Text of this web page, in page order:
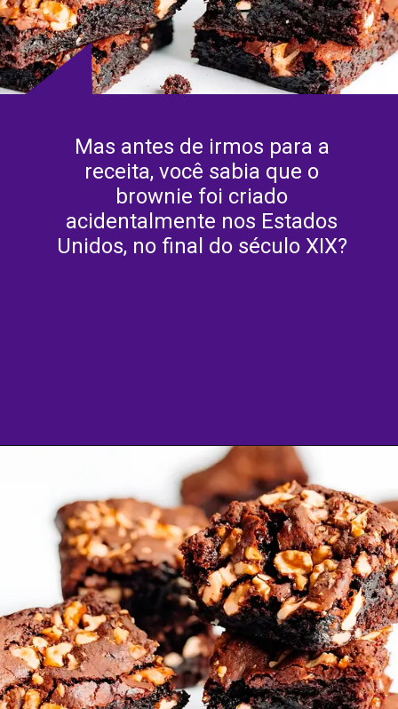
Mas antes de irmos para a
receita, você sabia que o
brownie foi criado
acidentalmente nos Estados
Unidos, no final do século XIX?